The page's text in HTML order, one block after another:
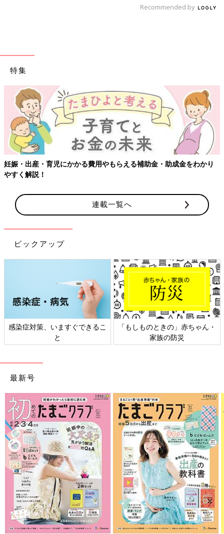
Recommended by
特集
妊娠・出産・育児にかかる費用やもらえる補助金・助成金をわかり
やすく解説！
連載一覧へ
ピックアップ
感染症対策、いますぐできるこ
と
「もしものときの」赤ちゃん・
家族の防災
最新号